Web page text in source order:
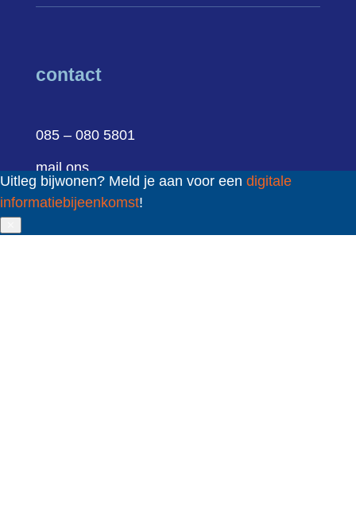
Uitleg bijwonen? Meld je aan voor een digitale
informatiebijeenkomst!
contact
085 – 080 5801
mail ons
Sint Jacobsstraat 400-420
3511 BT Utrecht